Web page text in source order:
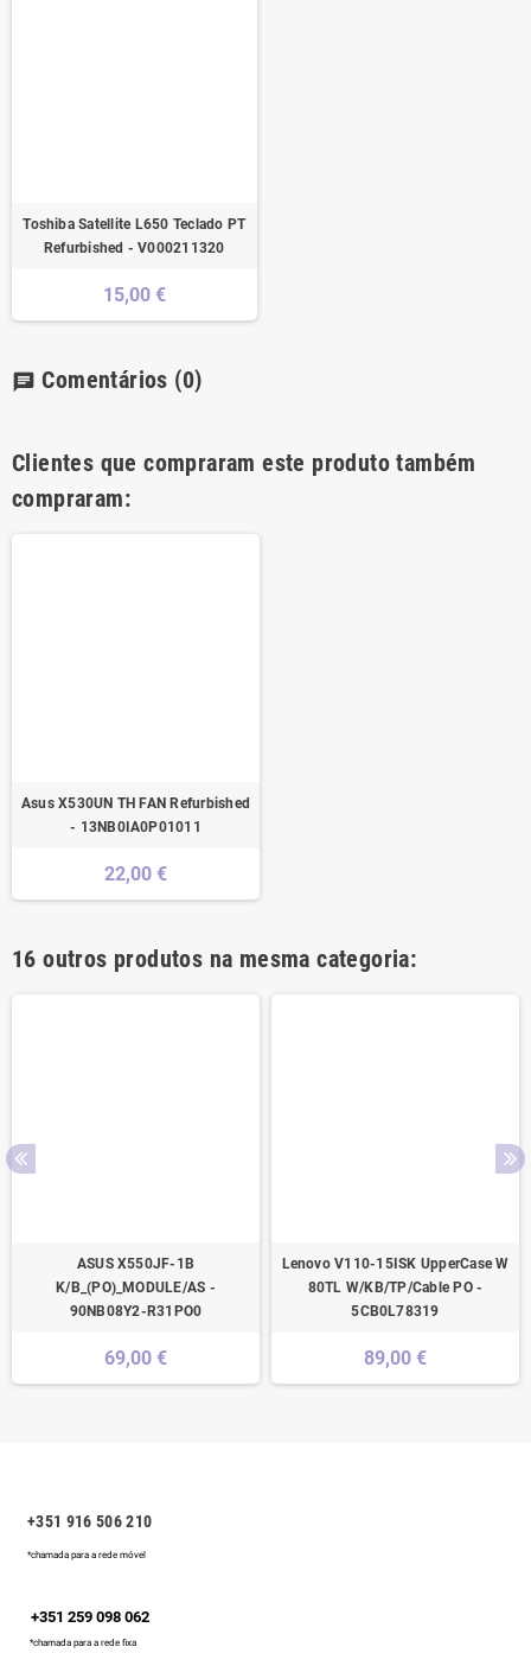
Toshiba Satellite L650 Teclado PT
Refurbished - V000211320
15,00 €
chat Comentários (0)
Clientes que compraram este produto também
compraram:
Asus X530UN TH FAN Refurbished
- 13NB0IA0P01011
22,00 €
16 outros produtos na mesma categoria:
ASUS X550JF-1B
K/B_(PO)_MODULE/AS -
90NB08Y2-R31PO0
69,00 €
Lenovo V110-15ISK UpperCase W
80TL W/KB/TP/Cable PO -
5CB0L78319
89,00 €
+351 916 506 210
*chamada para a rede móvel
+351 259 098 062
*chamada para a rede fixa